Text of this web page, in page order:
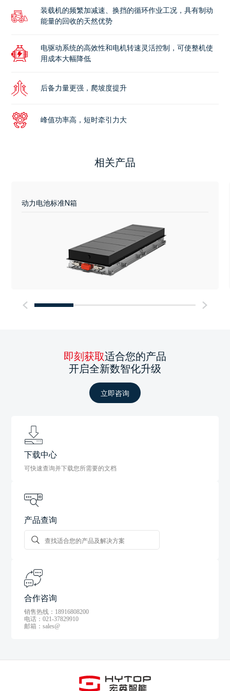
装载机的频繁加减速、换挡的循环作业工况，具有制动
能量的回收的天然优势
电驱动系统的高效性和电机转速灵活控制，可使整机使
用成本大幅降低
后备力量更强，爬坡度提升
峰值功率高，短时牵引力大
相关产品
动力电池标准N箱
即刻获取适合您的产品
开启全新数智化升级
立即咨询
下载中心
可快速查询并下载您所需要的文档
产品查询
合作咨询
销售热线：18916808200
电话：021-37829910
邮箱：sales@